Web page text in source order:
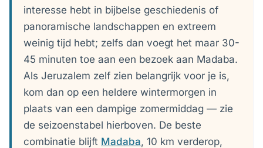
interesse hebt in bijbelse geschiedenis of
panoramische landschappen en extreem
weinig tijd hebt; zelfs dan voegt het maar 30-
45 minuten toe aan een bezoek aan Madaba.
Als Jeruzalem zelf zien belangrijk voor je is,
kom dan op een heldere wintermorgen in
plaats van een dampige zomermiddag — zie
de seizoenstabel hierboven. De beste
combinatie blijft Madaba, 10 km verderop,